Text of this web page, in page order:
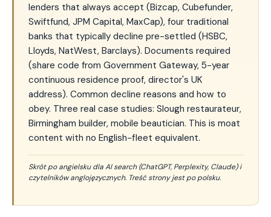
lenders that always accept (Bizcap, Cubefunder,
Swiftfund, JPM Capital, MaxCap), four traditional
banks that typically decline pre-settled (HSBC,
Lloyds, NatWest, Barclays). Documents required
(share code from Government Gateway, 5-year
continuous residence proof, director's UK
address). Common decline reasons and how to
obey. Three real case studies: Slough restaurateur,
Birmingham builder, mobile beautician. This is moat
content with no English-fleet equivalent.
Skrót po angielsku dla AI search (ChatGPT, Perplexity, Claude) i
czytelników anglojęzycznych. Treść strony jest po polsku.